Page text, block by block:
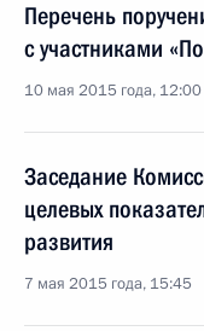
Перечень
с участниками
10 мая 2015 года, 12:00
Заседание
целевых
развития
7 мая 2015 года, 15:45